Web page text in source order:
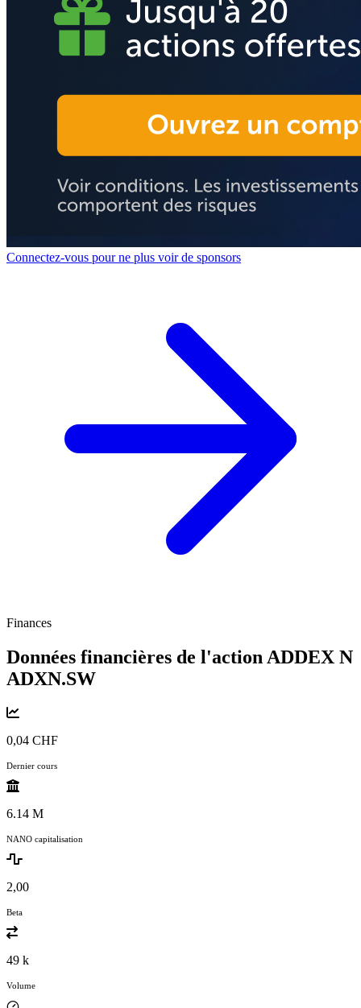
Connectez-vous pour ne plus voir de sponsors
Finances
Données financières de l'action ADDEX N
ADXN.SW
0,04 CHF
Dernier cours
6.14 M
NANO capitalisation
2,00
Beta
49 k
Volume